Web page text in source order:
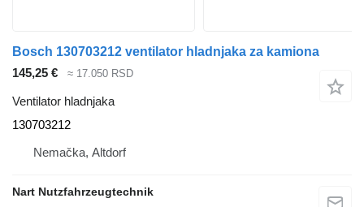
Bosch 130703212 ventilator hladnjaka za kamiona
145,25 €
≈ 17.050 RSD
Ventilator hladnjaka
130703212
Nemačka, Altdorf
Nart Nutzfahrzeugtechnik